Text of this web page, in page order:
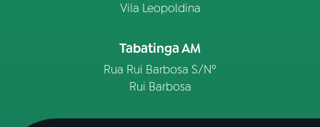
Vila Leopoldina
Tabatinga AM
Rua Rui Barbosa S/Nº
Rui Barbosa